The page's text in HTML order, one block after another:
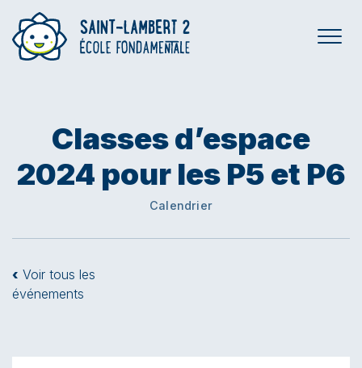
Classes d’espace
2024 pour les P5 et P6
Calendrier
‹ Voir tous les
événements